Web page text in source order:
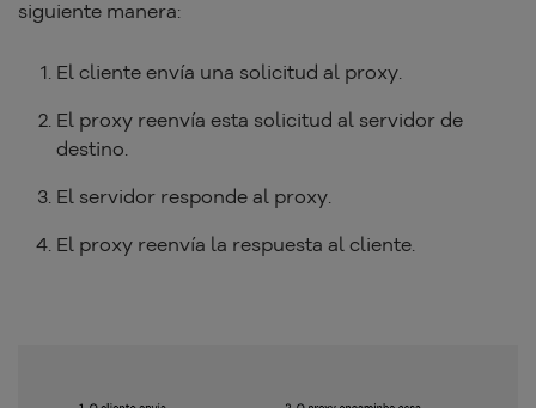
siguiente manera:​
El cliente envía una solicitud al proxy.
El proxy reenvía esta solicitud al servidor de
destino.
El servidor responde al proxy.
El proxy reenvía la respuesta al cliente.